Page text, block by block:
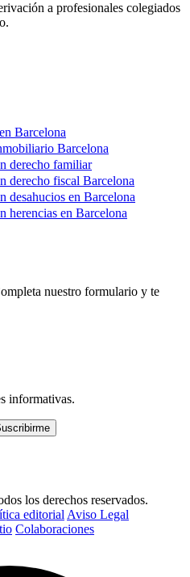
a profesionales colegiados
Barcelona
Barcelona
derecho familiar
derecho fiscal Barcelona
desahucios en Barcelona
herencias en Barcelona
nuestro formulario y te
informativas.
los derechos reservados.
editorial Aviso Legal
Colaboraciones